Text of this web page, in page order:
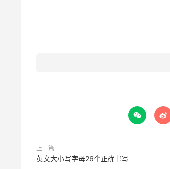
 
上一篇
英文大小写字母26个正确书写